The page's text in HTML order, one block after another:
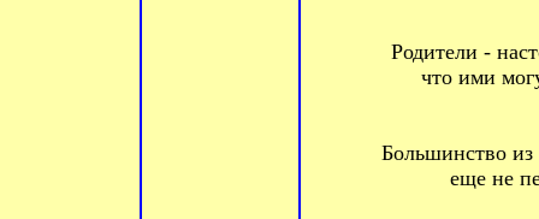
Родители -
что ими
Большинство из
еще не